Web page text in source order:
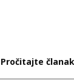
Pročitajte članak